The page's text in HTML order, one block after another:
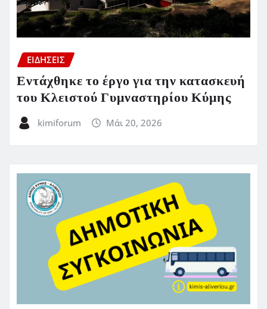
ΕΙΔΗΣΕΙΣ
Εντάχθηκε το έργο για την κατασκευή
του Κλειστού Γυμναστηρίου Κύμης
kimiforum Μάι 20, 2026